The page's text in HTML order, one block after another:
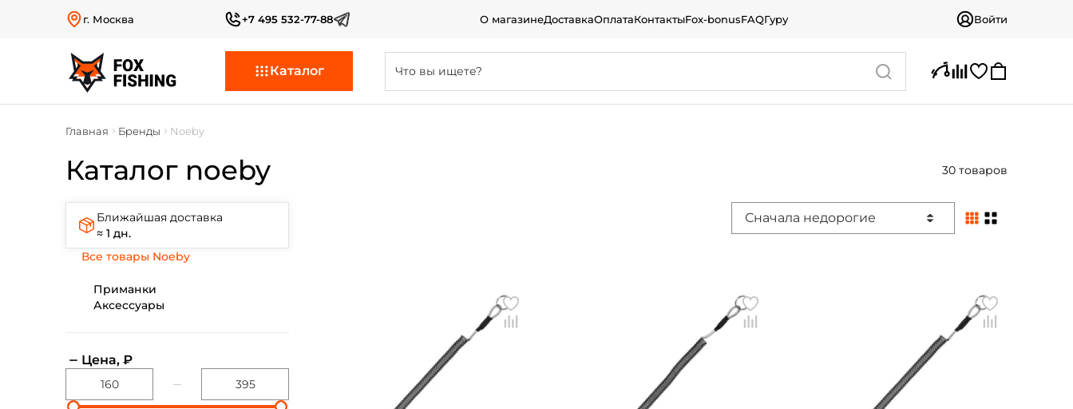
г. Москва +7 495 532-77-88 О магазинеДоставкаОплатаКонтактыFox-bonusFAQГуру Войти
Каталог
Главная Бренды Noeby
Каталог noeby 30 товаров
Ближайшая доставка
≈ 1 дн.
Все товары Noeby
Приманки
Аксессуары
Цена, ₽
Сначала недорогие